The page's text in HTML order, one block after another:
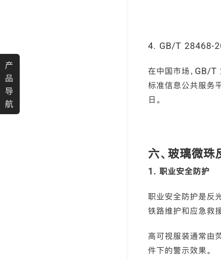
4. GB/T 28468-
在中国市场，GB/T
标准信息公共服务
日。
六、玻璃微
1. 职业安全防护
职业安全防护是反
铁路维护和应急救
高可视服装通常由
件下的警示效果。
产
品
导
航